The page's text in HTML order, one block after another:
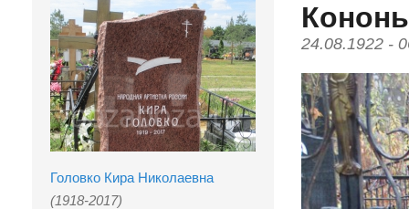
Головко Кира Николаевна
(1918-2017)
24.08.1922 -